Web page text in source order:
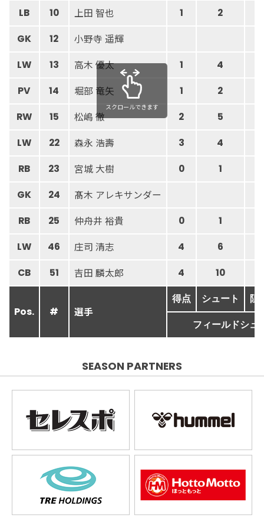
LB 10 上田 智也 1 2
GK 12 小野寺 遥輝
LW 13 高木 優太 1 4
PV 14 堀部 竜矢 1 2
RW 15 松嶋 徹 2 5
LW 22 森永 浩壽 3 4
RB 23 宮城 大樹 0 1
GK 24 髙木 アレキサンダー
RB 25 仲舟井 裕貴 0 1
LW 46 庄司 清志 4 6
CB 51 吉田 麟太郎 4 10
Pos. # 選手
得点 シュート 阻
フィールドシュ
スクロールできます
SEASON PARTNERS